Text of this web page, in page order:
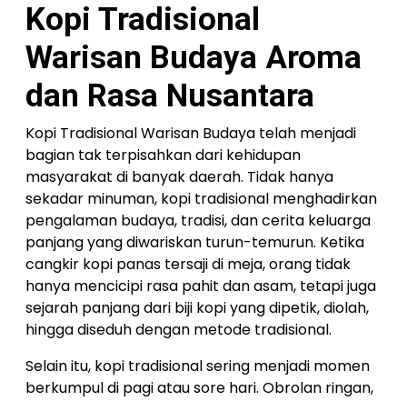
Kopi Tradisional
Warisan Budaya Aroma
dan Rasa Nusantara
Kopi Tradisional Warisan Budaya telah menjadi
bagian tak terpisahkan dari kehidupan
masyarakat di banyak daerah. Tidak hanya
sekadar minuman, kopi tradisional menghadirkan
pengalaman budaya, tradisi, dan cerita keluarga
panjang yang diwariskan turun-temurun. Ketika
cangkir kopi panas tersaji di meja, orang tidak
hanya mencicipi rasa pahit dan asam, tetapi juga
sejarah panjang dari biji kopi yang dipetik, diolah,
hingga diseduh dengan metode tradisional.
Selain itu, kopi tradisional sering menjadi momen
berkumpul di pagi atau sore hari. Obrolan ringan,